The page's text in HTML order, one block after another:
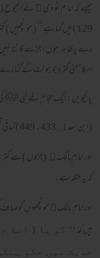
جیسے کہ اما م نو وی
129 ) میں کہا ہے ‘‘ ( مو
رے پر ظاہر ہو ں ، جڑسے کا ٹنا
اسکا معنی کتر وجو ہونٹ کے کنا
پانچو یں : ایک حجا م نے نبی ﷺ
( ابن سعد 1؍433 ۔ 449 ) کما فی تعلیق صحیح الجا مع ( 2؍ 1113 ) رقم (6533 )
اور اما م مالک
( جڑوں ) سے کتر
کہ یہ مثلہ ہے ۔
اور امام مالک مو نچھو ں کو صا
ہیں کہ ‘‘ گو یا ( اما
حدیث میں حکم